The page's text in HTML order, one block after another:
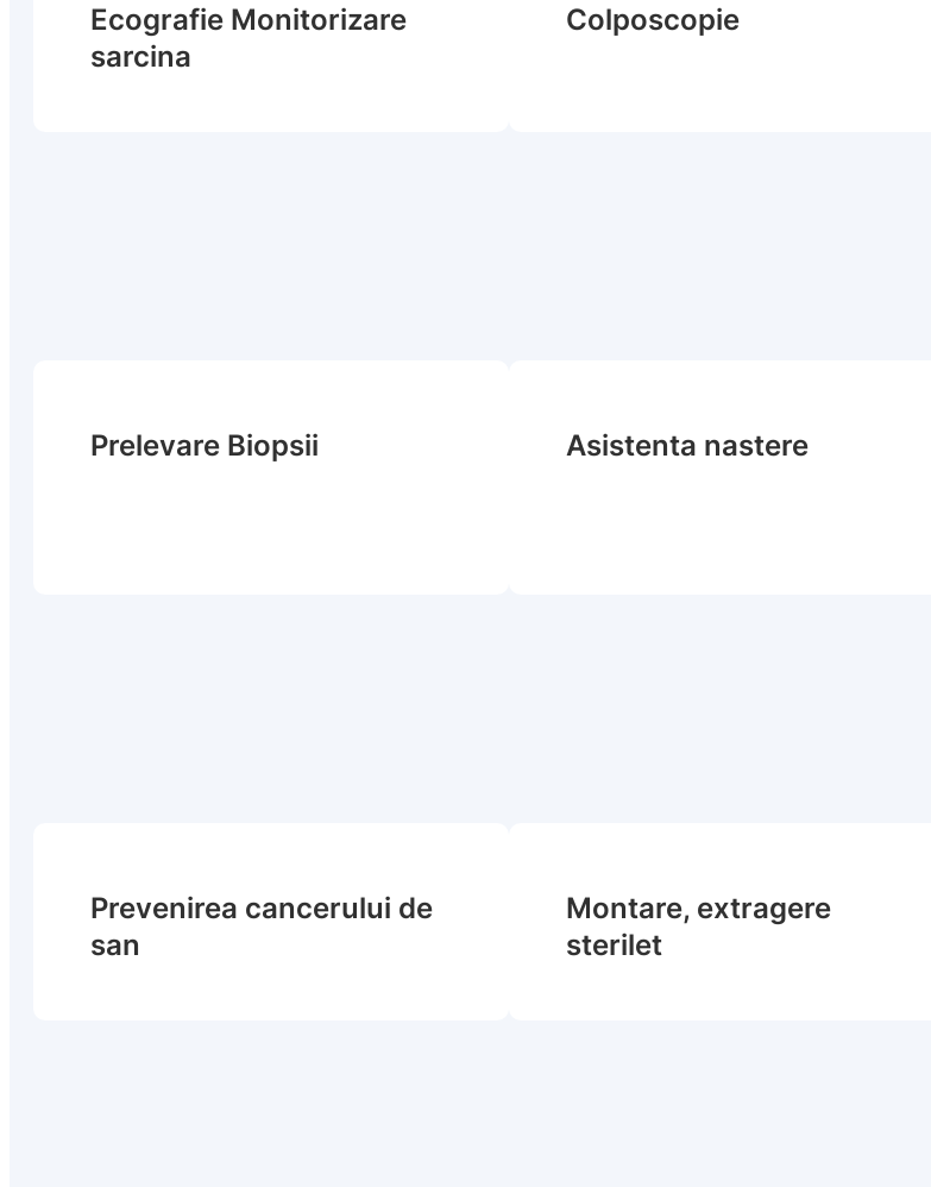
Ecografie Monitorizare
sarcina
Colposcopie
Prelevare Biopsii Asistenta nastere
Prevenirea cancerului de
san
Montare, extragere
sterilet